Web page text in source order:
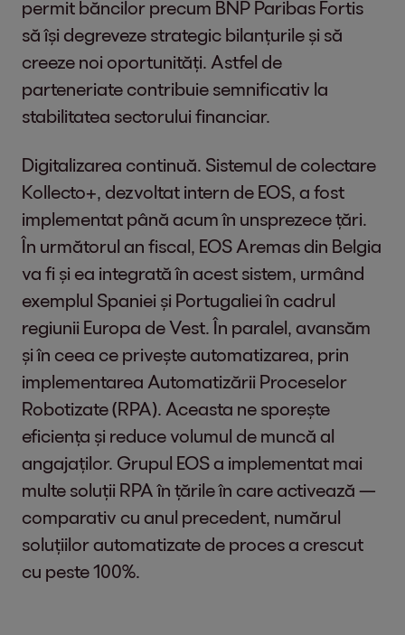
permit băncilor precum BNP Paribas Fortis
să își degreveze strategic bilanțurile și să
creeze noi oportunități. Astfel de
parteneriate contribuie semnificativ la
stabilitatea sectorului financiar.
Digitalizarea continuă. Sistemul de colectare
Kollecto+, dezvoltat intern de EOS, a fost
implementat până acum în unsprezece țări.
În următorul an fiscal, EOS Aremas din Belgia
va fi și ea integrată în acest sistem, urmând
exemplul Spaniei și Portugaliei în cadrul
regiunii Europa de Vest. În paralel, avansăm
și în ceea ce privește automatizarea, prin
implementarea Automatizării Proceselor
Robotizate (RPA). Aceasta ne sporește
eficiența și reduce volumul de muncă al
angajaților. Grupul EOS a implementat mai
multe soluții RPA în țările în care activează —
comparativ cu anul precedent, numărul
soluțiilor automatizate de proces a crescut
cu peste 100%.